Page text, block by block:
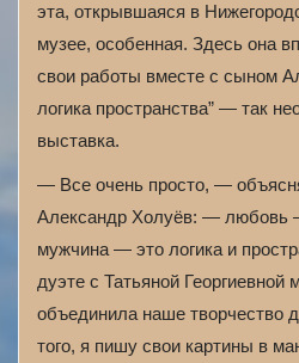
эта, открывшаяся в
музее, особенная. Здесь она
свои работы вместе с сыном
логика пространства” — так
выставка.
— Все очень просто, —
Александр Холуёв: — любовь
мужчина — это логика и
дуэте с Татьяной Георгиевной
объединила наше творчество
того, я пишу свои картины в